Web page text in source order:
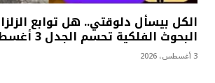
الكل بيسأل دلوقتي.. هل توابع
البحوث الفلكية تحسم الجدل 3 أغسطس
3 أغسطس، 2026